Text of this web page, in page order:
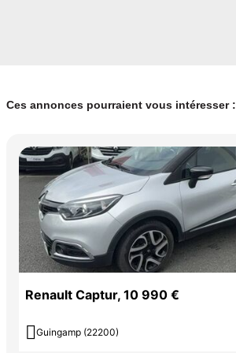
Ces annonces pourraient vous intéresser :
Renault Captur, 10 990 €
 Guingamp (22200)